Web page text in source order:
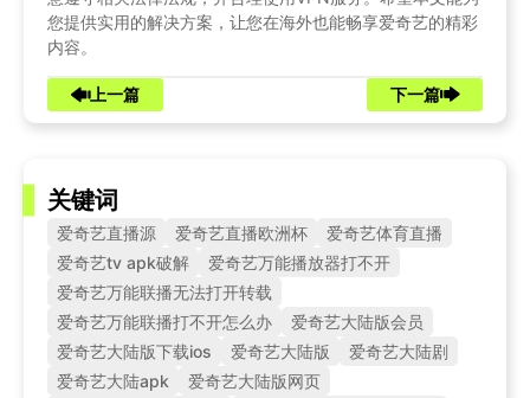
您提供实用的解决方案，让您在海外也能畅享爱奇艺的精彩
内容。
上一篇 下一篇
关键词
爱奇艺直播源 爱奇艺直播欧洲杯
爱奇艺体育直播
爱奇艺tv apk破解
爱奇艺万能播放器打不开
爱奇艺万能联播无法打开转载
爱奇艺万能联播打不开怎么办
爱奇艺大陆版会员
爱奇艺大陆版下载ios
爱奇艺大陆版
爱奇艺大陆剧
爱奇艺大陆apk
爱奇艺大陆版网页